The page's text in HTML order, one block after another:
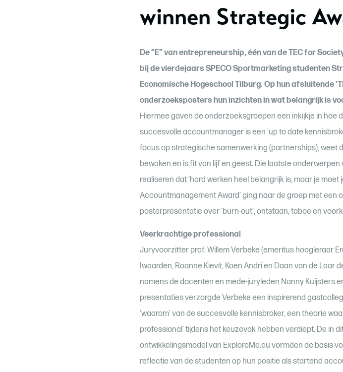
winnen Strategic
De “E” van entrepreneurship, één van de TEC for
bij de vierdejaars SPECO Sportmarketing studenten
Economische Hogeschool Tilburg. Op hun afsluitende
onderzoeksposters hun inzichten in wat belangrijk is
Hiermee gaven de onderzoeksgroepen een inkijkje in hoe
succesvolle accountmanager is een ‘up to date
focus op strategische samenwerking (partnerships),
bewaken en is fit van lijf en geest. Die laatste
realiseren dat ‘hard werken heel belangrijk is, maar je moet
Accountmanagement Award’ ging naar de groep met
posterpresentatie over ‘burn-out’, ontstaan, taboe en
Veerkrachtige professional
Juryvoorzitter prof. Willem Verbeke (emeritus hoogleraar
Iwaarden, Roanne Kievit, Koen Andri en Daan van de
namens de docenten en mede-juryleden Nanny Kuijsters
presentaties verzorgde Verbeke een inspirerend
‘waarom’ van de succesvolle kennisbroker, een theorie
professional’ tijdens het keuzevak hebben verdiept. De in
ontwikkelingsmodel van ExploreMe.eu vormden de basis
reflectie van de studenten op hun positie als startend